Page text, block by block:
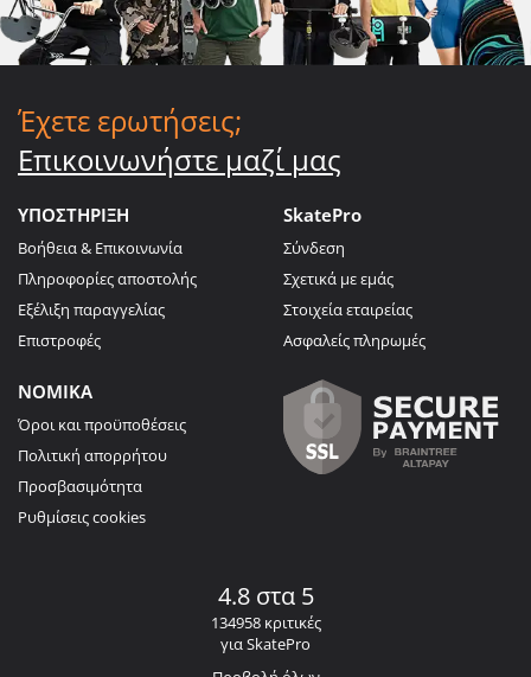
Έχετε ερωτήσεις;
Επικοινωνήστε μαζί μας
ΥΠΟΣΤΗΡΙΞΗ
Βοήθεια & Επικοινωνία
Πληροφορίες αποστολής
Εξέλιξη παραγγελίας
Επιστροφές
SkatePro
Σύνδεση
Σχετικά με εμάς
Στοιχεία εταιρείας
Ασφαλείς πληρωμές
ΝΟΜΙΚΑ
Όροι και προϋποθέσεις
Πολιτική απορρήτου
Προσβασιμότητα
Ρυθμίσεις cookies
4.8 στα 5
134958 κριτικές
για SkatePro